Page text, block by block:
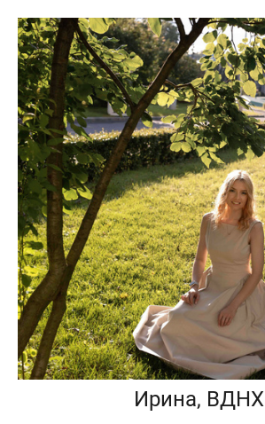
Ирина, ВДНХ